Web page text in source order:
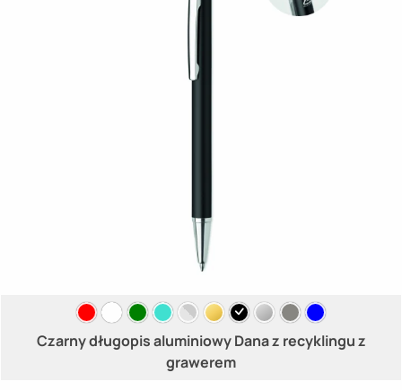
Czarny długopis aluminiowy Dana z recyklingu z
grawerem